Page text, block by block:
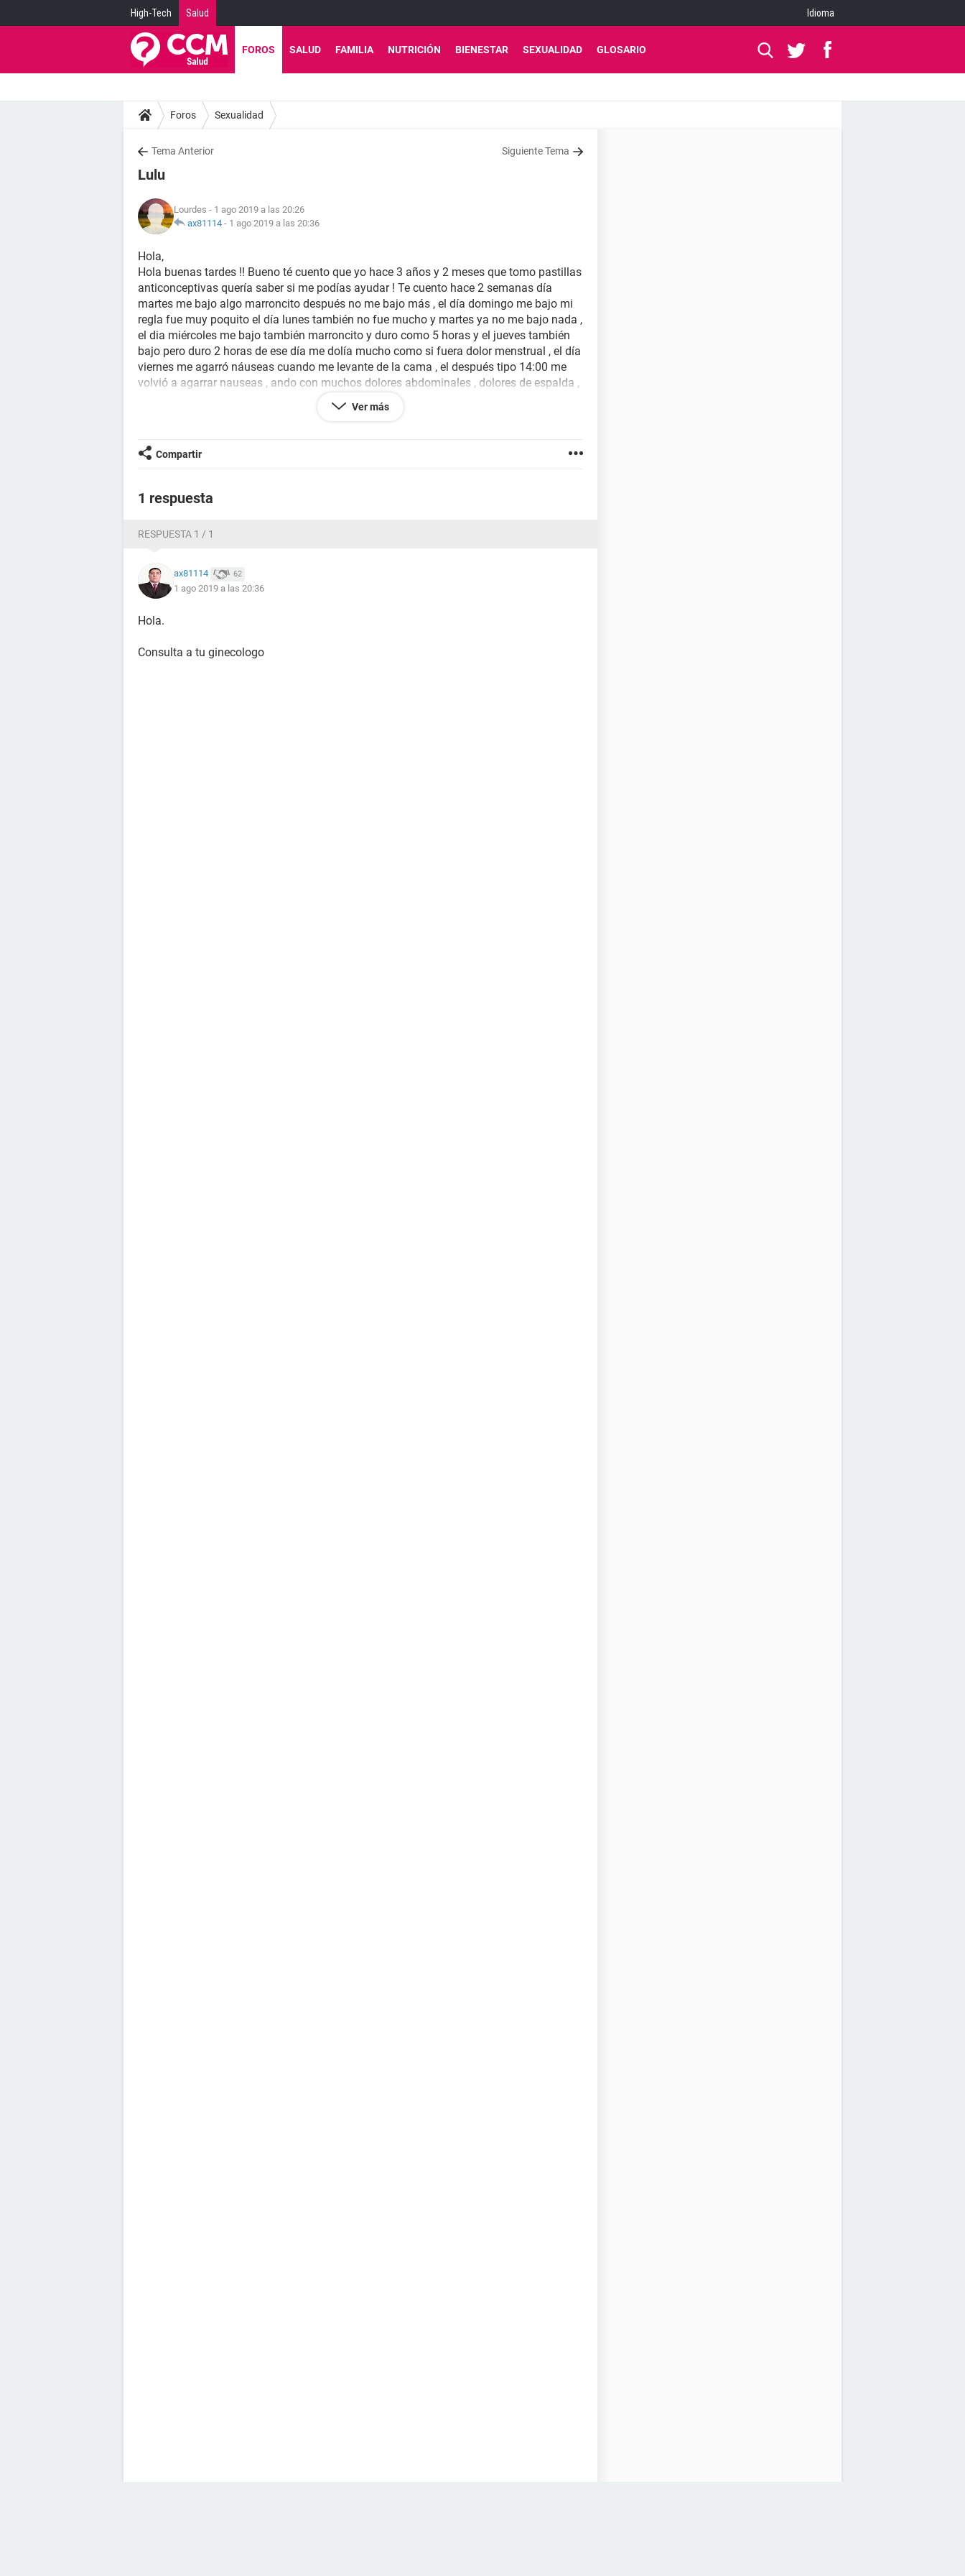
High-Tech Salud Idioma
FOROS SALUD FAMILIA NUTRICIÓN BIENESTAR SEXUALIDAD GLOSARIO
Foros Sexualidad
Tema Anterior Siguiente Tema
Lulu
Lourdes - 1 ago 2019 a las 20:26
ax81114 - 1 ago 2019 a las 20:36
Hola,
Hola buenas tardes !! Bueno té cuento que yo hace 3 años y 2 meses que tomo pastillas
anticonceptivas quería saber si me podías ayudar ! Te cuento hace 2 semanas día
martes me bajo algo marroncito después no me bajo más , el día domingo me bajo mi
regla fue muy poquito el día lunes también no fue mucho y martes ya no me bajo nada ,
el dia miércoles me bajo también marroncito y duro como 5 horas y el jueves también
bajo pero duro 2 horas de ese día me dolía mucho como si fuera dolor menstrual , el día
viernes me agarró náuseas cuando me levante de la cama , el después tipo 14:00 me
volvió a agarrar nauseas , ando con muchos dolores abdominales , dolores de espalda ,
yo estoy acostumbrada a comer Chisito y ahora como que no lo aguanto al dolor , hace
quiero estar acostada , y empeze a dormir mucho que puede ser ? Te agradecería si me
ayudas ! La semana que viene recién tengo turno con mi doctora
Ver más
Compartir
1 respuesta
RESPUESTA 1 / 1
ax81114 62
1 ago 2019 a las 20:36
Hola.
Consulta a tu ginecologo